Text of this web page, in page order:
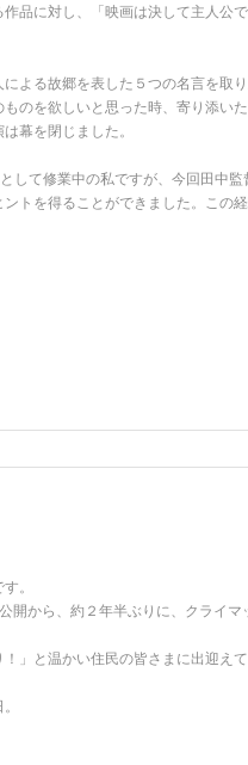
品に対し、「映画は決して主人公
よる故郷を表した５つの名言を取
のを欲しいと思った時、寄り添い
幕を閉じました。
して修業中の私ですが、今回田中
トを得ることができました。この
。
開から、約２年半ぶりに、クライ
！」と温かい住民の皆さまに出迎え